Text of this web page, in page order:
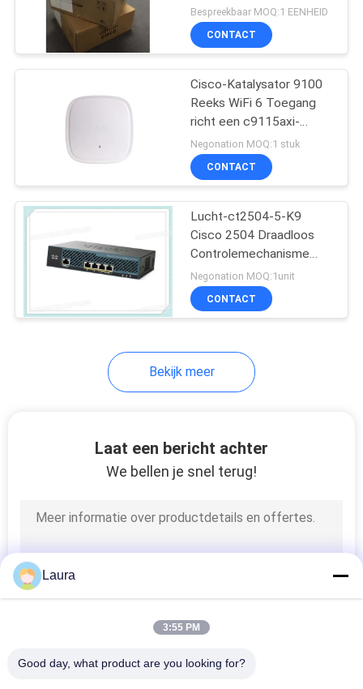
van het
Controlemechanisme
lucht-ct5508-50-K9 Ce
Bespreekbaar MOQ:1 EENHEID
CONTACT
Cisco-Katalysator 9100
Reeks WiFi 6 Toegang
richt een c9115axi-
Interne Antenne 4x4: 4
MIMO een Domein
Negonation MOQ:1 stuk
CONTACT
Lucht-ct2504-5-K9
Cisco 2504 Draadloos
Controlemechanisme
met 5 AP Vergunningen
Negonation MOQ:1unit
CONTACT
Bekijk meer
Laat een bericht achter
We bellen je snel terug!
Laura
3:55 PM
Good day, what product are you looking for?